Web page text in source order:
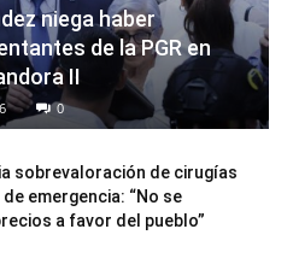
niega haber
de la PGR en
II
0
sobrevaloración de cirugías
emergencia: “No se
a favor del pueblo”